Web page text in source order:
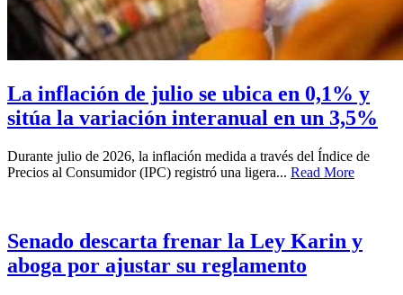
La inflación de julio se ubica en 0,1% y
sitúa la variación interanual en un 3,5%
Durante julio de 2026, la inflación medida a través del Índice de
Precios al Consumidor (IPC) registró una ligera... Read More
Senado descarta frenar la Ley Karin y
aboga por ajustar su reglamento